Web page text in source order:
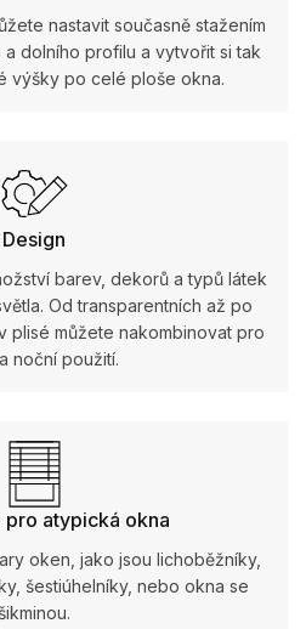
nastavit současně stažením
dolního profilu a vytvořit si tak
výšky po celé ploše okna.
Design
barev, dekorů a typů látek
Od transparentních až po
plisé můžete nakombinovat pro
noční použití.
pro atypická okna
oken, jako jsou lichoběžníky,
šestiúhelníky, nebo okna se
šikminou.